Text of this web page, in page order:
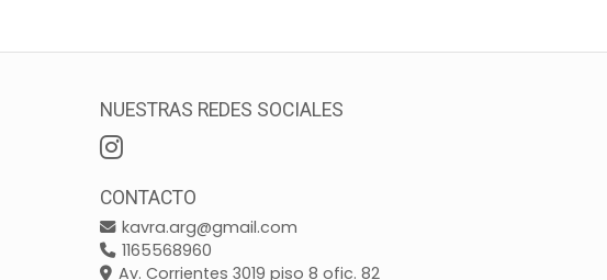
NUESTRAS REDES SOCIALES
CONTACTO
kavra.arg@gmail.com
1165568960
Av. Corrientes 3019 piso 8 ofic. 82